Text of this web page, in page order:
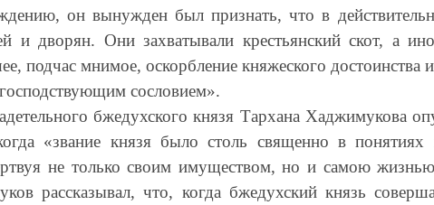
он вынужден был признать, что в
и дворян. Они захватывали крестьянский скот, а
подчас мнимое, оскорбление княжеского достоинства
сословием».
бжедухского князя Тархана Хаджимукова
«звание князя было столь священно в
не только своим имуществом, но и самою
рассказывал, что, когда бжедухский князь